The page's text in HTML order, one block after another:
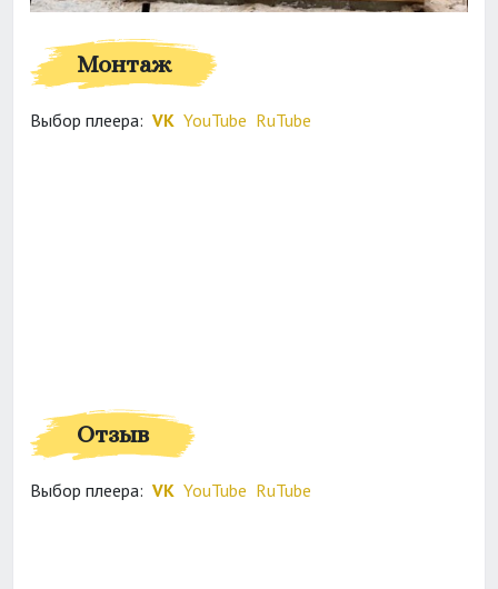
Монтаж
Выбор плеера: VK YouTube RuTube
Отзыв
Выбор плеера: VK YouTube RuTube